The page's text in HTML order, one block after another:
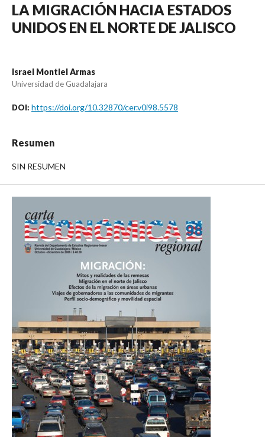
LA MIGRACIÓN HACIA ESTADOS
UNIDOS EN EL NORTE DE JALISCO
Israel Montiel Armas
Universidad de Guadalajara
DOI: https://doi.org/10.32870/cer.v0i98.5578
Resumen
SIN RESUMEN